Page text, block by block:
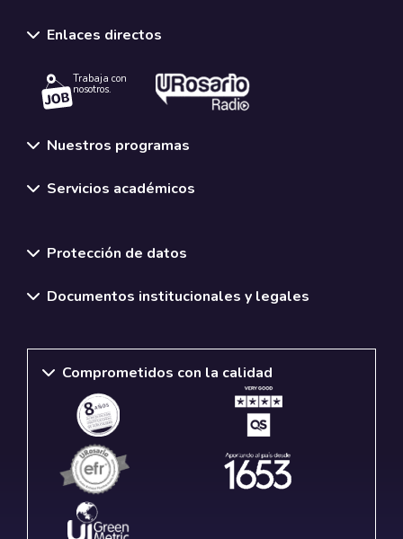
Enlaces directos
Trabaja con
nosotros.
Nuestros programas
Servicios académicos
Protección de datos
Documentos institucionales y legales
Comprometidos con la calidad